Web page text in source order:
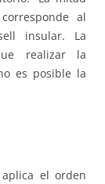
al
insular. La
realizar la
es posible la
el orden